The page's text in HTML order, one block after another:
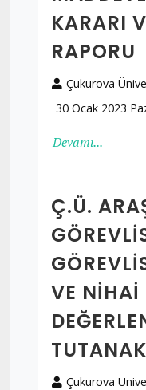
KARARI
RAPORU
Çukurova
30 Ocak 2023
Devamı...
Ç.Ü.
VE NIHAI
Çukurova